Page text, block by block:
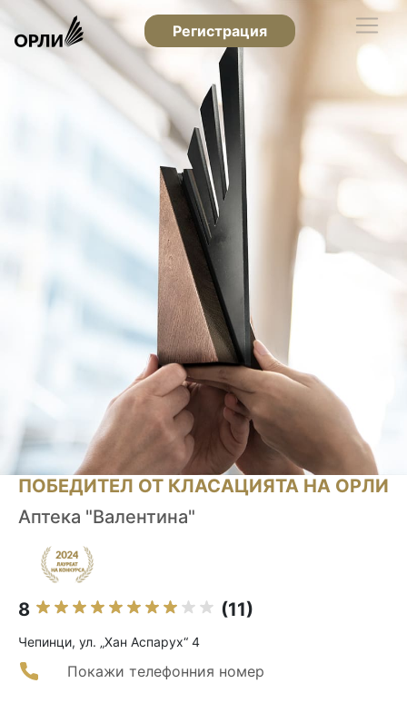
Регистрация
ПОБЕДИТЕЛ ОТ КЛАСАЦИЯТА НА ОРЛИ
Аптека "Валентина"
8 (11)
Чепинци, ул. „Хан Аспарух“ 4
Покажи телефонния номер